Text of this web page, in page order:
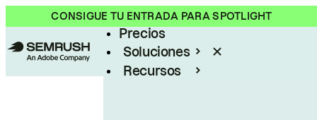
CONSIGUE TU ENTRADA PARA SPOTLIGHT
Producto
Precios
Soluciones
Recursos